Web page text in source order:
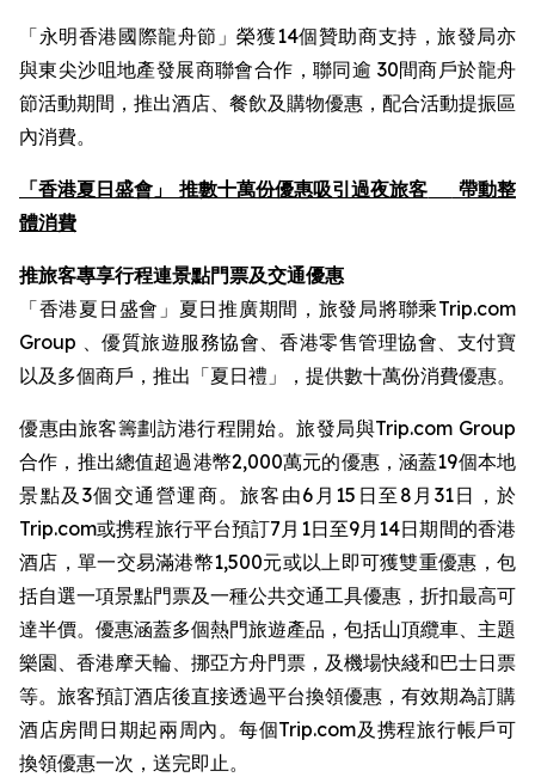
「永明香港國際龍舟節」榮獲14個贊助商支持，旅發局亦
與東尖沙咀地產發展商聯會合作，聯同逾 30間商戶於龍舟
節活動期間，推出酒店、餐飲及購物優惠，配合活動提振區
內消費。
「香港夏日盛會」 推數十萬份優惠吸引過夜旅客
帶動整
體消費
推旅客專享行程連景點門票及交通優惠
「香港夏日盛會」夏日推廣期間，旅發局將聯乘Trip.com
Group 、優質旅遊服務協會、香港零售管理協會、支付寶
以及多個商戶，推出「夏日禮」，提供數十萬份消費優惠。
優惠由旅客籌劃訪港行程開始。旅發局與Trip.com Group
合作，推出總值超過港幣2,000萬元的優惠，涵蓋19個本地
景點及3個交通營運商。旅客由6月15日至8月31日，於
Trip.com或携程旅行平台預訂7月1日至9月14日期間的香港
酒店，單一交易滿港幣1,500元或以上即可獲雙重優惠，包
括自選一項景點門票及一種公共交通工具優惠，折扣最高可
達半價。優惠涵蓋多個熱門旅遊產品，包括山頂纜車、主題
樂園、香港摩天輪、挪亞方舟門票，及機場快綫和巴士日票
等。旅客預訂酒店後直接透過平台換領優惠，有效期為訂購
酒店房間日期起兩周內。每個Trip.com及携程旅行帳戶可
換領優惠一次，送完即止。